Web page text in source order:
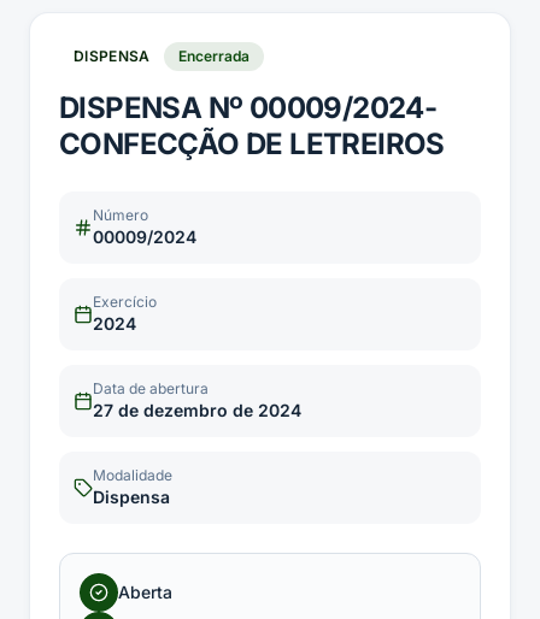
DISPENSA Encerrada
DISPENSA Nº 00009/2024-
CONFECÇÃO DE LETREIROS
Número
00009/2024
Exercício
2024
Data de abertura
27 de dezembro de 2024
Modalidade
Dispensa
Aberta